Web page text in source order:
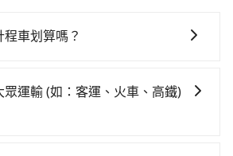
車划算嗎？
Taxi、Yoxi等，如果在路邊攔不
話至潭子附近的計程車隊，如怡美
運輸 (如：客運、火車、高鐵)